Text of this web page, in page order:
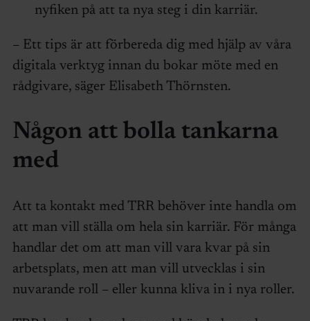
nyfiken på att ta nya steg i din karriär.
– Ett tips är att förbereda dig med hjälp av våra
digitala verktyg innan du bokar möte med en
rådgivare, säger Elisabeth Thörnsten.
Någon att bolla tankarna
med
Att ta kontakt med TRR behöver inte handla om
att man vill ställa om hela sin karriär. För många
handlar det om att man vill vara kvar på sin
arbetsplats, men att man vill utvecklas i sin
nuvarande roll – eller kunna kliva in i nya roller.